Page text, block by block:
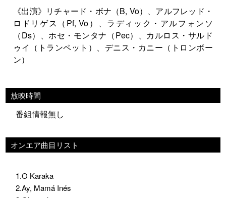
《出演》リチャード・ボナ（B, Vo）、アルフレッド・
ロドリゲス（Pf, Vo）、ラディック・アルフォンソ
（Ds）、ホセ・モンタナ（Pec）、カルロス・サルド
ゥイ（トランペット）、デニス・カニー（トロンボー
ン）
放映時間
番組情報無し
オンエア曲目リスト
1.O Karaka
2.Ay, Mamá Inés